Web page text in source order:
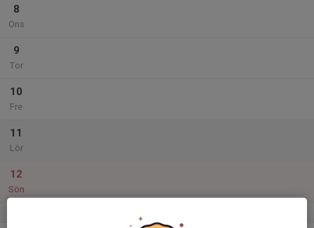
8
Ons
9
Tor
10
Fre
11
Lör
12
Sön